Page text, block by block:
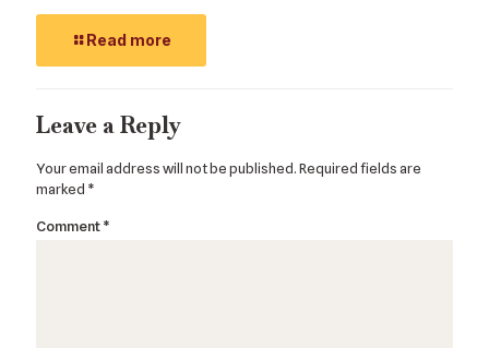
Read more
Leave a Reply
Your email address will not be published.Required fields are
marked *
Comment*